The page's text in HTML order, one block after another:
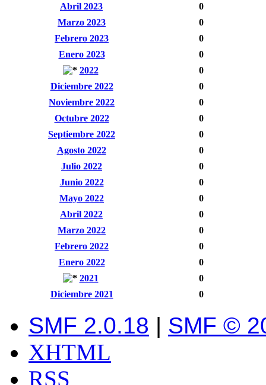
Abril 2023
0
Marzo 2023
0
Febrero 2023
0
Enero 2023
0
2022
0
Diciembre 2022
0
Noviembre 2022
0
Octubre 2022
0
Septiembre 2022
0
Agosto 2022
0
Julio 2022
0
Junio 2022
0
Mayo 2022
0
Abril 2022
0
Marzo 2022
0
Febrero 2022
0
Enero 2022
0
2021
0
Diciembre 2021
0
SMF 2.0.18 | SMF ©
XHTML
RSS